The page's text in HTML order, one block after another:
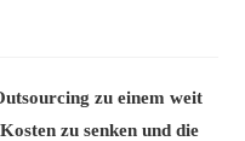
zu einem weit
zu senken und die